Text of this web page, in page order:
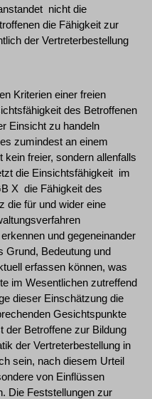
nicht die
die Fähigkeit zur
der Vertreterbestellung
Kriterien einer freien
des Betroffenen
Einsicht zu handeln
zumindest an einem
kein freier, sondern allenfalls
die Einsichtsfähigkeit ­ im
X ­ die Fähigkeit des
die für und wider eine
und gegeneinander
Grund, Bedeutung und
erfassen können, was
im Wesentlichen zutreffend
dieser Einschätzung die
Gesichtspunkte
der Betroffene zur Bildung
der Vertreterbestellung in
sein, nach diesem Urteil
von Einflüssen
Die Feststellungen zur